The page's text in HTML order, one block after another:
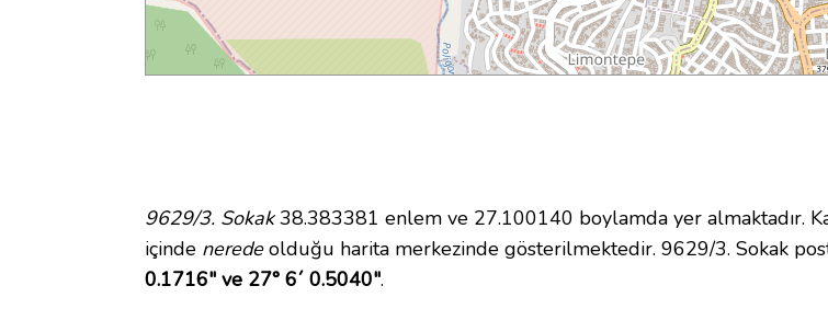
9629/3. Sokak38.383381 enlem ve 27.100140 boylamda yer almaktadır.
içinde neredeolduğu harita merkezinde gösterilmektedir. 9629/3. Sokak
0.1716" ve 27° 6´ 0.5040".